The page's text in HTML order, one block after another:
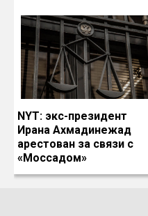
NYT: экс-президент
Ирана Ахмадинежад
арестован за связи с
«Моссадом»